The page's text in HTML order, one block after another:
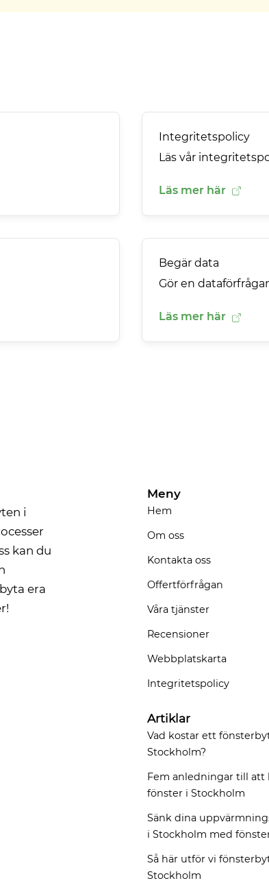
Integritetspolicy
Läs vår
Läs mer här
Begär data
Gör en
Läs mer här
i
kan du
era
Meny
Hem
Om oss
Kontakta oss
Offertförfrågan
Våra tjänster
Recensioner
Webbplatskarta
Integritetspolicy
Artiklar
Vad kostar ett
Stockholm?
Fem anledningar till att
fönster i Stockholm
Sänk dina
i Stockholm med
Så här utför vi
Stockholm